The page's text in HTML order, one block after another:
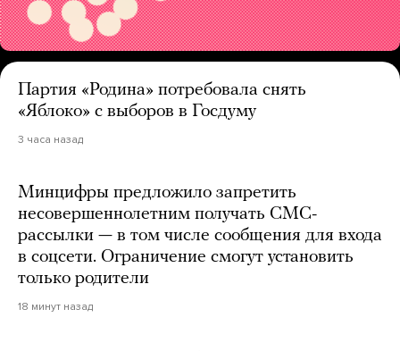
Партия «Родина» потребовала снять
«Яблоко» с выборов в Госдуму
3 часа назад
Минцифры предложило запретить
несовершеннолетним получать СМС-
рассылки — в том числе сообщения для входа
в соцсети. Ограничение смогут установить
только родители
18 минут назад